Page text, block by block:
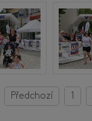
Předchozí 1